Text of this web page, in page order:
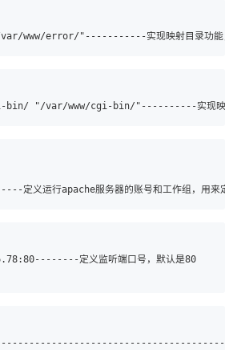
定义监听端口号，默认是80
用